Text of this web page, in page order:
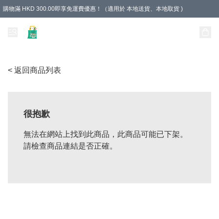
購物滿 HKD 300.00即享免運費優惠！（適用於 本地送貨、本地取貨 )
< 返回商品列表
很抱歉
無法在網站上找到此商品，此商品可能已下架。
請檢查商品連結是否正確。